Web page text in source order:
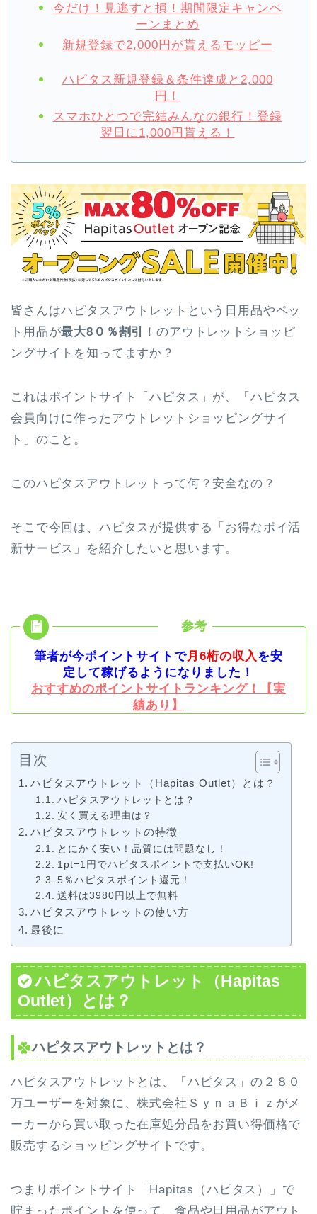
今だけ！見逃すと損！期間限定キャンペ
ーンまとめ
新規登録で2,000円が貰えるモッピー
ハピタス新規登録＆条件達成と2,000
円！
スマホひとつで完結みんなの銀行！登録
翌日に1,000円貰える！
皆さんはハピタスアウトレットという日用品やペッ
ト用品が最大8０％割引
！のアウトレットショッピ
ングサイトを知ってますか？
これはポイントサイト「ハピタス」が、「ハピタス
会員向けに作ったアウトレットショッピングサイ
ト」のこと。
このハピタスアウトレットって何？安全なの？
そこで今回は、ハピタスが提供する「お得なポイ活
新サービス」を紹介したいと思います。
筆者が今ポイントサイトで月6桁の収入を安
定して稼げるようになりました！
おすすめのポイントサイトランキング！【実
績あり】
目次
ハピタスアウトレット（Hapitas Outlet）とは？
ハピタスアウトレットとは？
安く買える理由は？
ハピタスアウトレットの特徴
とにかく安い！品質には問題なし！
1pt=1円でハピタスポイントで支払いOK!
5％ハピタスポイント還元！
送料は3980円以上で無料
ハピタスアウトレットの使い方
最後に
ハピタスアウトレット（Hapitas
Outlet）とは？
ハピタスアウトレットとは？
ハピタスアウトレットとは、「ハピタス」の２８０
万ユーザーを対象に、株式会社ＳｙｎａＢｉｚがメ
ーカーから買い取った在庫処分品をお買い得価格で
販売するショッピングサイトです。
つまりポイントサイト「Hapitas（ハピタス）」で
貯まったポイントを使って、食品や日用品がアウト